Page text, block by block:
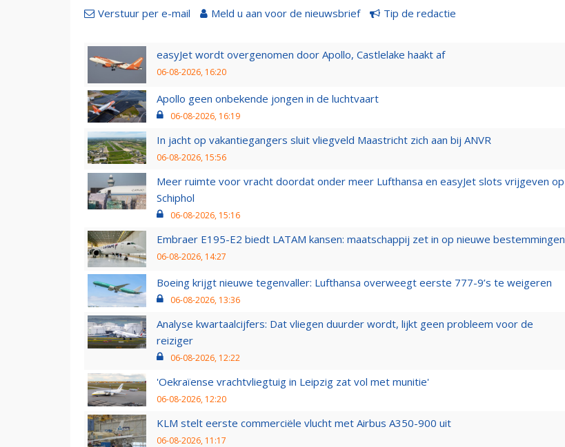
Verstuur per e-mail Meld u aan voor de nieuwsbrief Tip de redactie
easyJet wordt overgenomen door Apollo, Castlelake haakt af
06-08-2026, 16:20
Apollo geen onbekende jongen in de luchtvaart
06-08-2026, 16:19
In jacht op vakantiegangers sluit vliegveld Maastricht zich aan bij ANVR
06-08-2026, 15:56
Meer ruimte voor vracht doordat onder meer Lufthansa en easyJet slots vrijgeven op
Schiphol
06-08-2026, 15:16
Embraer E195-E2 biedt LATAM kansen: maatschappij zet in op nieuwe bestemmingen
06-08-2026, 14:27
Boeing krijgt nieuwe tegenvaller: Lufthansa overweegt eerste 777-9’s te weigeren
06-08-2026, 13:36
Analyse kwartaalcijfers: Dat vliegen duurder wordt, lijkt geen probleem voor de
reiziger
06-08-2026, 12:22
'Oekraïense vrachtvliegtuig in Leipzig zat vol met munitie'
06-08-2026, 12:20
KLM stelt eerste commerciële vlucht met Airbus A350-900 uit
06-08-2026, 11:17